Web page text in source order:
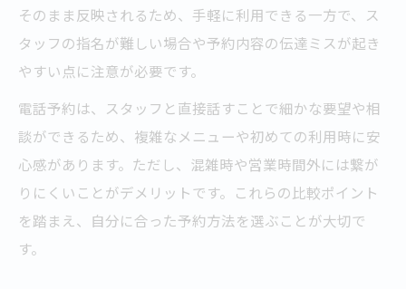
ツ
美容室予約で知るべきデメリットと対策法
そのまま反映されるため、手軽に利用できる一方で、ス
タッフの指名が難しい場合や予約内容の伝達ミスが起き
やすい点に注意が必要です。
電話予約は、スタッフと直接話すことで細かな要望や相
談ができるため、複雑なメニューや初めての利用時に安
心感があります。ただし、混雑時や営業時間外には繋が
りにくいことがデメリットです。これらの比較ポイント
を踏まえ、自分に合った予約方法を選ぶことが大切で
す。